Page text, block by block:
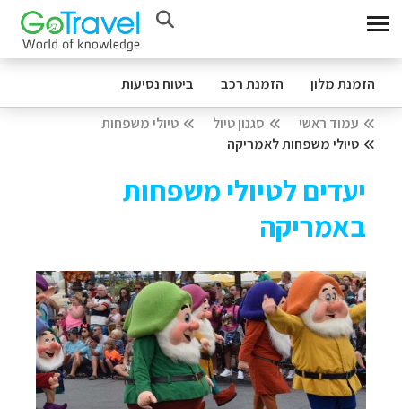
הזמנת מלון הזמנת רכב ביטוח נסיעות
עמוד ראשי סגנון טיול
טיולי משפחות
טיולי משפחות לאמריקה
יעדים לטיולי משפחות
באמריקה